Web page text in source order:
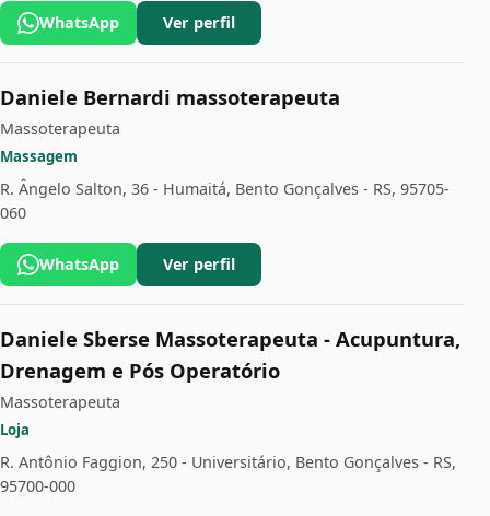
WhatsApp Ver perfil
Daniele Bernardi massoterapeuta
Massoterapeuta
Massagem
R. Ângelo Salton, 36 - Humaitá, Bento Gonçalves - RS, 95705-
060
WhatsApp Ver perfil
Daniele Sberse Massoterapeuta - Acupuntura,
Drenagem e Pós Operatório
Massoterapeuta
Loja
R. Antônio Faggion, 250 - Universitário, Bento Gonçalves - RS,
95700-000